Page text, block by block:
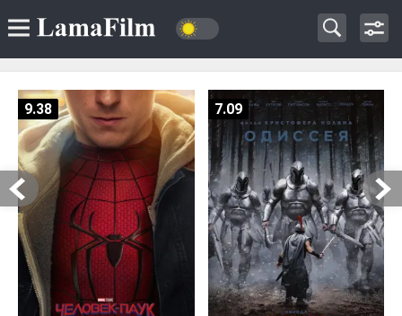
9.38 7.09